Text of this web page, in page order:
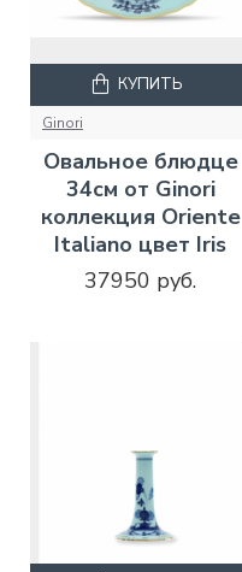
Ginori
Овальное блюдце
34см от Ginori
коллекция Oriente
Italiano цвет Iris
37950 руб.
КУПИТЬ